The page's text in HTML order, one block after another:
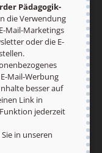
Pädagogik-
die Verwendung
Mail-Marketings
oder die E-
Mail-Werbung
besser auf
Link in
jederzeit
in unseren